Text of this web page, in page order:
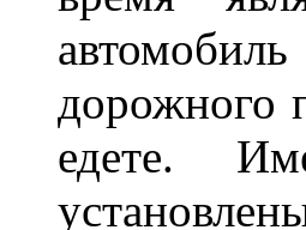
дорожного
едете.